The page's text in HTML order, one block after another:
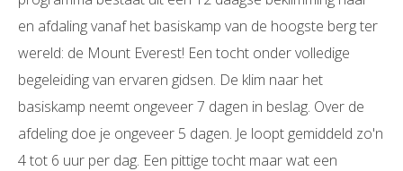
en afdaling vanaf het basiskamp van de hoogste berg ter
wereld: de Mount Everest! Een tocht onder volledige
begeleiding van ervaren gidsen. De klim naar het
basiskamp neemt ongeveer 7 dagen in beslag. Over de
afdeling doe je ongeveer 5 dagen. Je loopt gemiddeld zo'n
4 tot 6 uur per dag. Een pittige tocht maar wat een